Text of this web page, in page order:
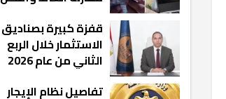
قفزة كبيرة بصناديق
الاستثمار خلال الربع
الثاني من عام 2026
تفاصيل نظام الإيجار